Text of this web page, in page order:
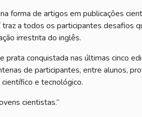
forma de artigos em publicações
a todos os participantes desafios
irrestrita do inglês.
conquistada nas últimas cinco
de participantes, entre alunos,
e tecnológico.
cientistas.”